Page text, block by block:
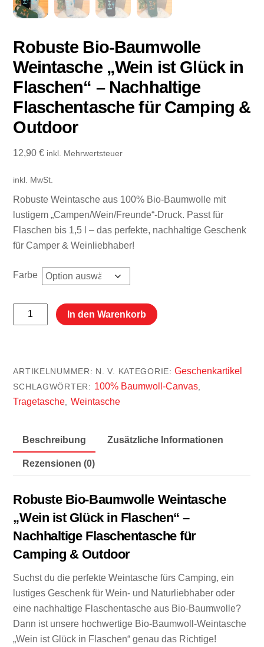
Robuste Bio-Baumwolle
Weintasche „Wein ist Glück in
Flaschen“ – Nachhaltige
Flaschentasche für Camping &
Outdoor
12,90€ inkl. Mehrwertsteuer
inkl. MwSt.
Robuste Weintasche aus 100% Bio-Baumwolle mit
lustigem „Campen/Wein/Freunde“-Druck. Passt für
Flaschen bis 1,5 l – das perfekte, nachhaltige Geschenk
für Camper & Weinliebhaber!
Farbe
Robuste
Bio-
„Wein
ist
Glück
Nachhaltige
für
&
Outdoor
Menge
In den Warenkorb
ARTIKELNUMMER: N. V. KATEGORIE:Geschenkartikel
SCHLAGWÖRTER: 100% Baumwoll-Canvas,
Tragetasche, Weintasche
Beschreibung Zusätzliche Informationen
Rezensionen (0)
Robuste Bio-Baumwolle Weintasche
„Wein ist Glück in Flaschen“ –
Nachhaltige Flaschentasche für
Camping & Outdoor
Suchst du die perfekte Weintasche fürs Camping, ein
lustiges Geschenk für Wein- und Naturliebhaber oder
eine nachhaltige Flaschentasche aus Bio-Baumwolle?
Dann ist unsere hochwertige Bio-Baumwoll-Weintasche
„Wein ist Glück in Flaschen“ genau das Richtige!